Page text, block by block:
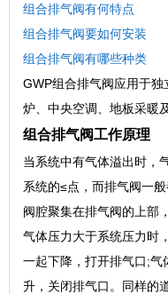
组合排气阀有何特点
组合排气阀要如何安装
组合排气阀有哪些种类
GWP组合排气阀应用于
炉、中央空调、地板采暖
组合排气阀工作原理
当系统中有气体溢出时，
系统的≤点，而排气阀一
阀腔聚集在排气阀的上部
气体压力大于系统压力时
一起下降，打开排气口;气
升，关闭排气口。同样的